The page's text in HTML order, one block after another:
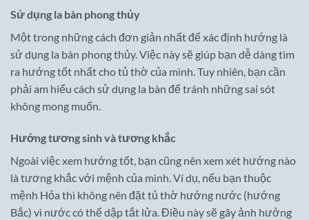
Sử dụng la bàn phong thủy
Một trong những cách đơn giản nhất để xác định hướng là
sử dụng la bàn phong thủy. Việc này sẽ giúp bạn dễ dàng tìm
ra hướng tốt nhất cho tủ thờ của mình. Tuy nhiên, bạn cần
phải am hiểu cách sử dụng la bàn để tránh những sai sót
không mong muốn.
Hướng tương sinh và tương khắc
Ngoài việc xem hướng tốt, bạn cũng nên xem xét hướng nào
là tương khắc với mệnh của mình. Ví dụ, nếu bạn thuộc
mệnh Hỏa thì không nên đặt tủ thờ hướng nước (hướng
Bắc) vì nước có thể dập tắt lửa. Điều này sẽ gây ảnh hưởng